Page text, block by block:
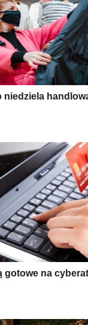
niedziela
gotowe na